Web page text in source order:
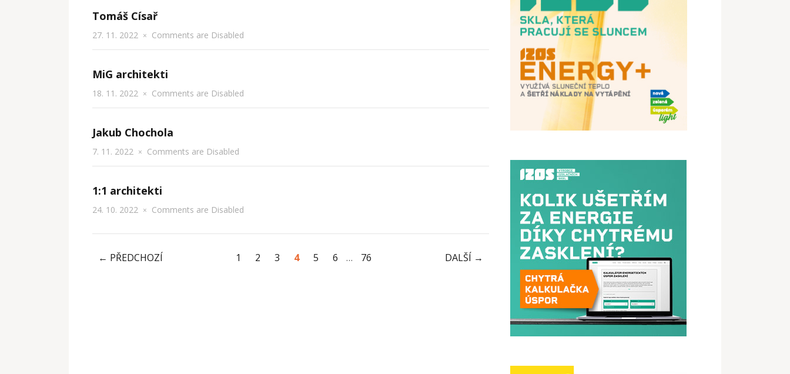
Tomáš Císař
27. 11. 2022 × Comments are Disabled
MiG architekti
18. 11. 2022 × Comments are Disabled
Jakub Chochola
7. 11. 2022 × Comments are Disabled
1:1 architekti
24. 10. 2022 × Comments are Disabled
← PŘEDCHOZÍ 1 2 3 4 5 6 … 76 DALŠÍ →